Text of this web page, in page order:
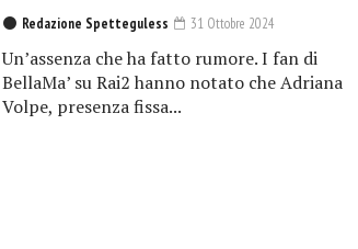
Redazione Spetteguless 31 Ottobre 2024
Un’assenza che ha fatto rumore. I fan di
BellaMa’ su Rai2 hanno notato che Adriana
Volpe, presenza fissa...